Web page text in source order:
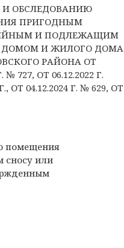
И ОБСЛЕДОВАНИЮ
ПРИГОДНЫМ
И ПОДЛЕЖАЩИМ
ДОМОМ И ЖИЛОГО ДОМА
РАЙОНА ОТ
№ 727, ОТ 06.12.2022 Г.
ОТ 04.12.2024 Г. № 629, ОТ
помещения
сносу или